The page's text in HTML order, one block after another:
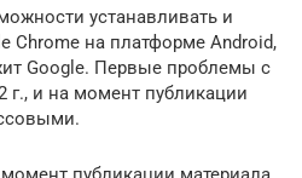
устанавливать и
Chrome на платформе Android,
Google. Первые проблемы с
г., и на момент публикации